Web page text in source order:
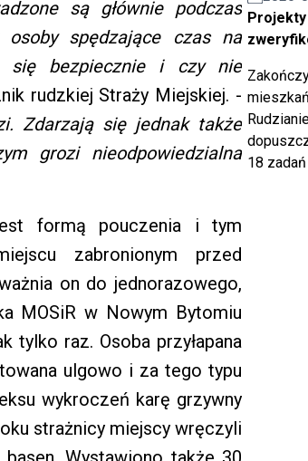
są głównie podczas
spędzające czas na
się bezpiecznie i czy nie
rudzkiej Straży Miejskiej. -
Zdarzają się jednak także
grozi nieodpowiedzialna
formą pouczenia i tym
zabronionym przed
on do jednorazowego,
MOSiR w Nowym Bytomiu
tylko raz. Osoba przyłapana
ulgowo i za tego typu
wykroczeń karę grzywny
strażnicy miejscy wręczyli
Projekty
18 zadań